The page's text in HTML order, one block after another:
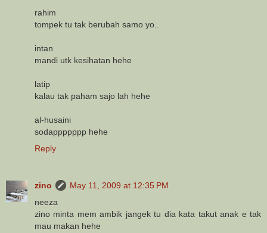
rahim
tompek tu tak berubah samo yo..
intan
mandi utk kesihatan hehe
latip
kalau tak paham sajo lah hehe
al-husaini
sodappppppp hehe
Reply
zino
May 11, 2009 at 12:35 PM
neeza
zino minta mem ambik jangek tu dia kata takut anak e tak
mau makan hehe